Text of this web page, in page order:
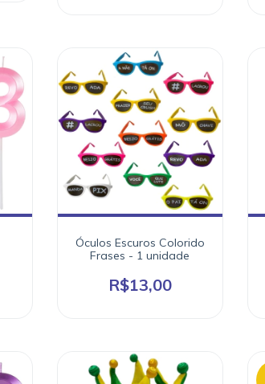
Óculos Escuros Colorido
Frases - 1 unidade
R$13,00